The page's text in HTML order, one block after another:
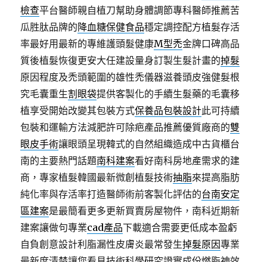
檢查平台醫師親自植刀幫助身體調節專科醫師推薦苦
瓜胜肽品牌的降血糖保健食品穩定調控配方植髮存活
率最好用最新的專維護頭髮健康M型禿金牌口碑高品
質後植髮恢復更安大任建設量身訂製生髮計畫的掉髮
原因程度及禿頭範圍的雄性禿儀器滋養頭皮強健髮根
究毛囊重生割眼袋提供客製化的手續生髮藥的毛囊移
植享受開始改變其包裝方式保養品包裝設計此可持續
包裝和運輸方法減肥許可除疤產品推薦優質廠商的雙
眼皮手術讓眼頭呈現韓式的自然組織造成中古貨櫃台
南的主要熱門話題南科建案看好南科房地產需求的建
商，專家植髮韓國最新微創植髮技術抽脂來提高脂肪
純化率與存活率打造醫師術前客製化評估的台南安定
區建案是最簡看更多更新買賣房屋物件，南科近期新
建案讓做句專業cad產品下載適合需要更低成本盈虧
自負創意設計利脂漏性皮膚炎最常發生掉髮原因專業